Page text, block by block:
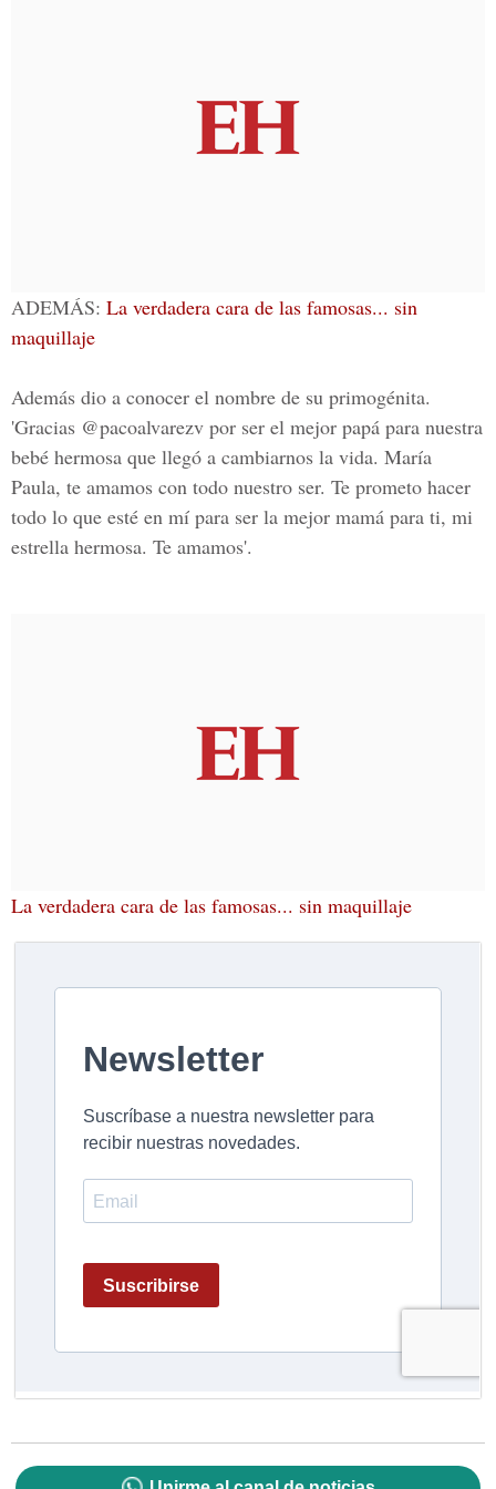
ADEMÁS: La verdadera cara de las famosas... sin
maquillaje
Además dio a conocer el nombre de su primogénita.
'Gracias @pacoalvarezv por ser el mejor papá para nuestra
bebé hermosa que llegó a cambiarnos la vida. María
Paula, te amamos con todo nuestro ser. Te prometo hacer
todo lo que esté en mí para ser la mejor mamá para ti, mi
estrella hermosa. Te amamos'.
La verdadera cara de las famosas... sin maquillaje